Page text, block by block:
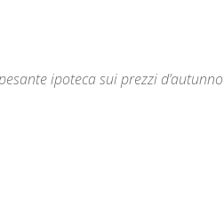
ipoteca sui prezzi d’autunno